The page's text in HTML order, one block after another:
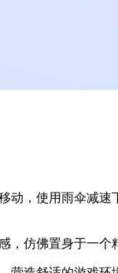
动，使用雨伞减速
，仿佛置身于一个